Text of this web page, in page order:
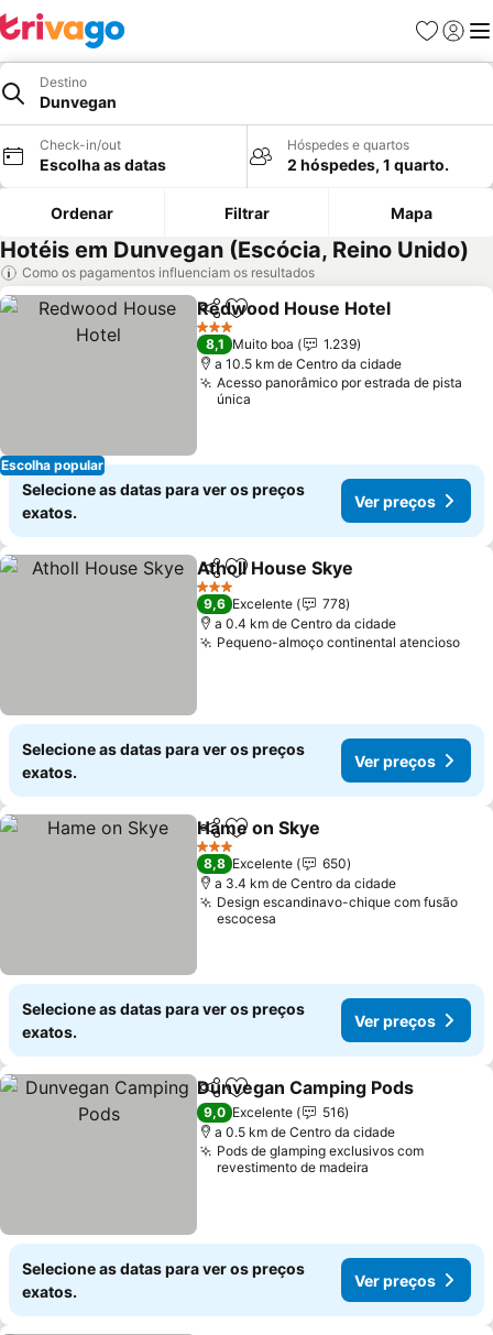
Favoritos
Iniciar
Destino
Dunvegan
Check-in/out
Escolha as datas
Hóspedes e quartos
2 hóspedes, 1 quarto.
Ordenar Filtrar Mapa
Hotéis em Dunvegan (Escócia, Reino Unido)
Como os pagamentos influenciam os resultados
Escolha popular
PartilharAdicionar aos favoritos
Redwood House Hotel
3 Estrelas
8,1 Muito boa
1.239
a 10.5 km de Centro da cidade
Acesso panorâmico por estrada de pista
única
Selecione as datas para ver os preços
exatos.
Ver preços
PartilharAdicionar aos favoritos
Atholl House Skye
3 Estrelas
9,6 Excelente
778
a 0.4 km de Centro da cidade
Pequeno-almoço continental atencioso
Selecione as datas para ver os preços
exatos.
Ver preços
PartilharAdicionar aos favoritos
Hame on Skye
3 Estrelas
8,8 Excelente
650
a 3.4 km de Centro da cidade
Design escandinavo-chique com fusão
escocesa
Selecione as datas para ver os preços
exatos.
Ver preços
PartilharAdicionar aos favoritos
Dunvegan Camping Pods
9,0 Excelente
516
a 0.5 km de Centro da cidade
Pods de glamping exclusivos com
revestimento de madeira
Selecione as datas para ver os preços
exatos.
Ver preços